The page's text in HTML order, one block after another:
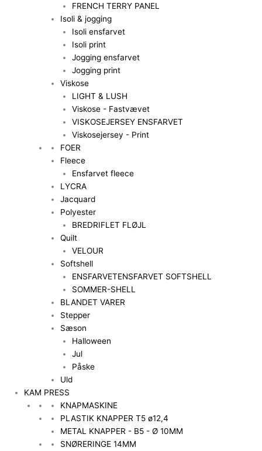
FRENCH TERRY PANEL
Isoli & jogging
Isoli ensfarvet
Isoli print
Jogging ensfarvet
Jogging print
Viskose
LIGHT & LUSH
Viskose - Fastvævet
VISKOSEJERSEY ENSFARVET
Viskosejersey - Print
FOER
Fleece
Ensfarvet fleece
LYCRA
Jacquard
Polyester
BREDRIFLET FLØJL
Quilt
VELOUR
Softshell
ENSFARVETENSFARVET SOFTSHELL
SOMMER-SHELL
BLANDET VARER
Stepper
Sæson
Halloween
Jul
Påske
Uld
KAM PRESS
KNAPMASKINE
PLASTIK KNAPPER T5 ø12,4
METAL KNAPPER - B5 - Ø 10MM
SNØRERINGE 14MM